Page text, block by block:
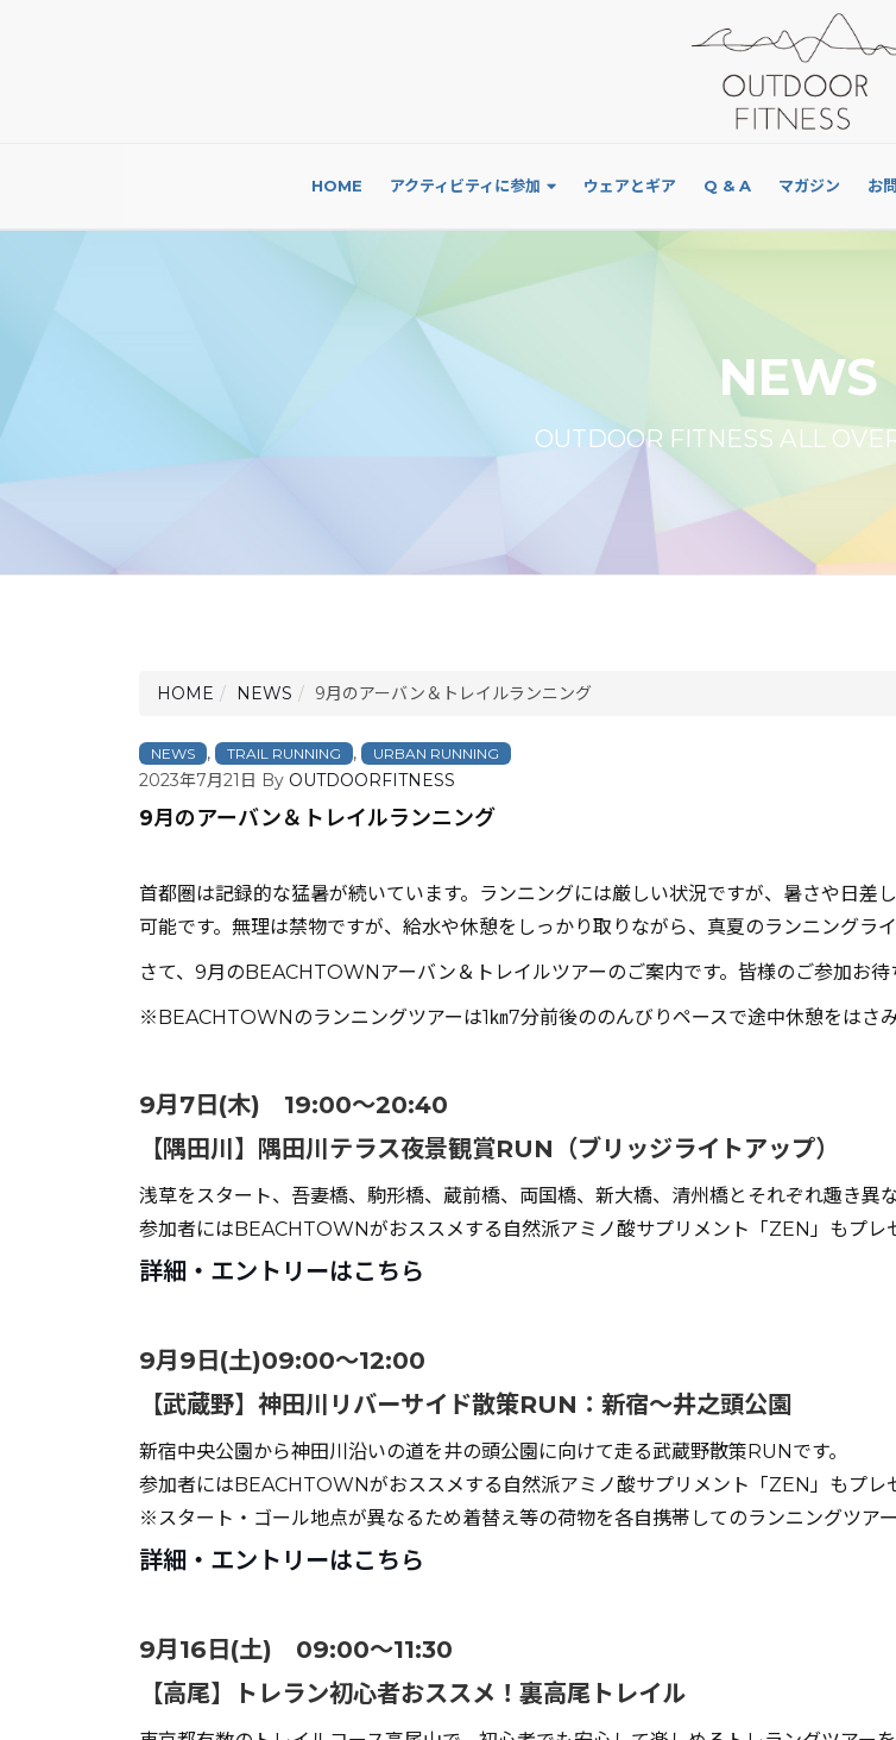
HOME アクティビティに参加 ウェアとギア Q & A マガジン お
NEWS
OUTDOOR FITNESS ALL
HOME NEWS 9月のアーバン＆トレイルランニング
NEWS , TRAIL RUNNING , URBAN RUNNING
2023年7月21日 By OUTDOORFITNESS
9月のアーバン＆トレイルランニング
首都圏は記録的な猛暑が続いています。ランニングには厳しい状況ですが、暑さや日差
可能です。無理は禁物ですが、給水や休憩をしっかり取りながら、真夏のランニングライ
さて、9月のBEACHTOWNアーバン＆トレイルツアーのご案内です。皆様のご参加お待
※BEACHTOWNのランニングツアーは1㎞7分前後ののんびりペースで途中休憩をはさ
9月7日(木) 19:00～20:40
【隅田川】隅田川テラス夜景観賞RUN（ブリッジライトアップ）
浅草をスタート、吾妻橋、駒形橋、蔵前橋、両国橋、新大橋、清州橋とそれぞれ趣き異
参加者にはBEACHTOWNがおススメする自然派アミノ酸サプリメント「ZEN」もプレ
詳細・エントリーはこちら
9月9日(土)09:00～12:00
【武蔵野】神田川リバーサイド散策RUN：新宿～井之頭公園
新宿中央公園から神田川沿いの道を井の頭公園に向けて走る武蔵野散策RUNです。
参加者にはBEACHTOWNがおススメする自然派アミノ酸サプリメント「ZEN」もプ
※スタート・ゴール地点が異なるため着替え等の荷物を各自携帯してのランニングツアー
詳細・エントリーはこちら
9月16日(土) 09:00～11:30
【高尾】トレラン初心者おススメ！裏高尾トレイル